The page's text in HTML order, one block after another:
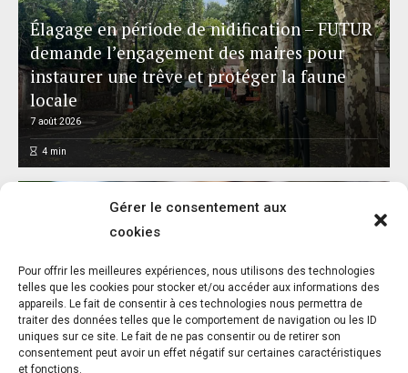
Gérer le consentement aux
cookies
Pour offrir les meilleures expériences, nous utilisons des technologies
telles que les cookies pour stocker et/ou accéder aux informations des
appareils. Le fait de consentir à ces technologies nous permettra de
traiter des données telles que le comportement de navigation ou les ID
uniques sur ce site. Le fait de ne pas consentir ou de retirer son
consentement peut avoir un effet négatif sur certaines caractéristiques
et fonctions.
Élagage en période de nidification – FUTUR
demande l’engagement des maires pour
instaurer une trêve et protéger la faune
locale
7 août 2026
4min
Journée internationale du chat : One Voice
appelle à faire de l’urgence féline une
priorité nationale
7 août 2026 3